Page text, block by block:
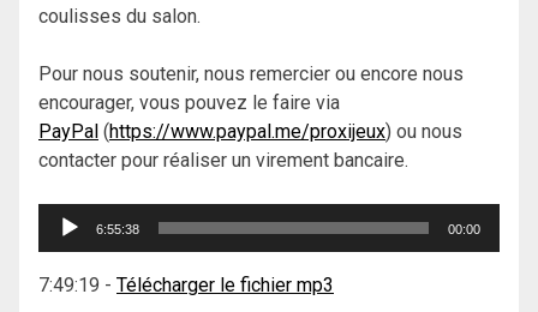
coulisses du salon.
Pour nous soutenir, nous remercier ou encore nous
encourager, vous pouvez le faire via
PayPal (https://www.paypal.me/proxijeux) ou nous
contacter pour réaliser un virement bancaire.
Lecteur
6:55:38 00:00
7:49:19 - Télécharger le fichier mp3